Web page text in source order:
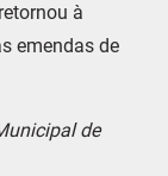
à
emendas de
de